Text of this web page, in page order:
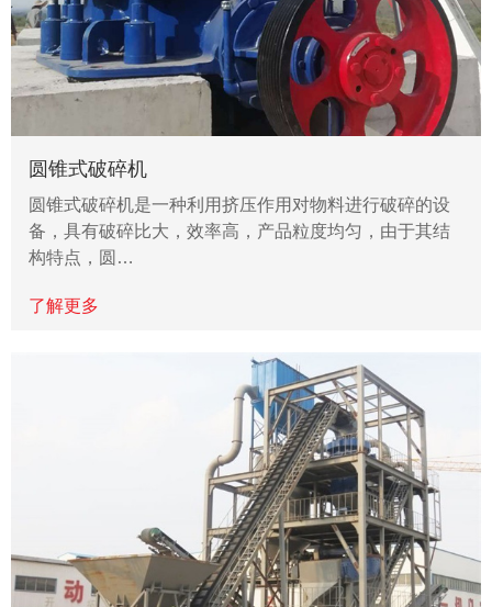
圆锥式破碎机
圆锥式破碎机是一种利用挤压作用对物料进行破碎的设
备，具有破碎比大，效率高，产品粒度均匀，由于其结
构特点，圆…
了解更多